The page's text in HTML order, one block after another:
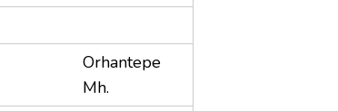
Orhantepe
Mh.